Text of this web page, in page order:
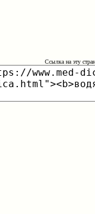
Ссылка на эту